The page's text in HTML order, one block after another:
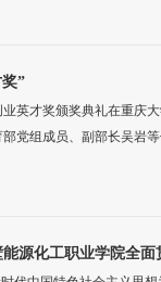
”
英才奖颁奖典礼在重庆
党组成员、副部长吴岩
源化工职业学院全